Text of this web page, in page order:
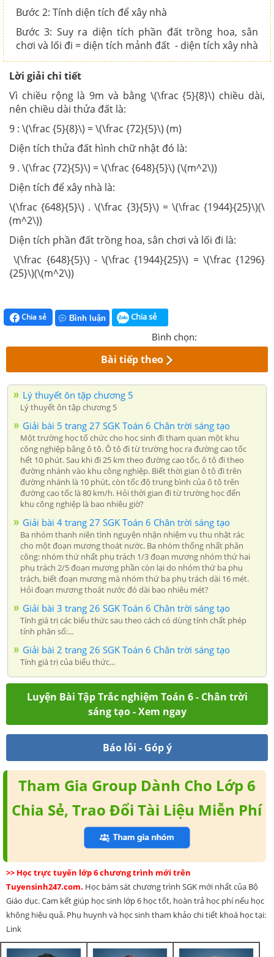
Bước 2: Tính diện tích để xây nhà
Bước 3: Suy ra diện tích phần đất trồng hoa, sân
chơi và lối đi = diện tích mảnh đất - diện tích xây nhà
Lời giải chi tiết
Vì chiều rộng là 9m và bằng \(\frac {5}{8}\) chiều dài,
nên chiều dài thửa đất là:
9 : \(\frac {5}{8}\) = \(\frac {72}{5}\) (m)
Diện tích thửa đất hình chữ nhật đó là:
9 . \(\frac {72}{5}\) = \(\frac {648}{5}\) (\(m^2\))
Diện tích để xây nhà là:
\(\frac {648}{5}\) . \(\frac {3}{5}\) = \(\frac {1944}{25}\)(\
(m^2\))
Diện tích phần đất trồng hoa, sân chơi và lối đi là:
\(\frac {648}{5}\) - \(\frac {1944}{25}\) = \(\frac {1296}
{25}\)(\(m^2\))
Chia sẻ Bình luận Chia sẻ
Bình chọn:
Bài tiếp theo
Lý thuyết ôn tập chương 5
Lý thuyết ôn tập chương 5
Giải bài 5 trang 27 SGK Toán 6 Chân trời sáng tạo
Một trường học tổ chức cho học sinh đi tham quan một khu
công nghiệp bằng ô tô. Ô tô đi từ trường học ra đường cao tốc
hết 10 phút. Sau khi đi 25 km theo đường cao tốc, ô tô đi theo
đường nhánh vào khu công nghiệp. Biết thời gian ô tô đi trên
đường nhánh là 10 phút, còn tốc độ trung bình của ô tô trên
đường cao tốc là 80 km/h. Hỏi thời gian đi từ trường học đến
khu công nghiệp là bao nhiêu giờ?
Giải bài 4 trang 27 SGK Toán 6 Chân trời sáng tạo
Ba nhóm thanh niên tình nguyện nhận nhiệm vụ thu nhặt rác
cho một đoạn mương thoát nước. Ba nhóm thống nhất phân
công: nhóm thứ nhất phụ trách 1/3 đoạn mương nhóm thứ hai
phụ trách 2/5 đoạn mương phần còn lại do nhóm thứ ba phụ
trách, biết đoạn mương mà nhóm thứ ba phụ trách dài 16 mét.
Hỏi đoạn mương thoát nước đó dài bao nhiêu mét?
Giải bài 3 trang 26 SGK Toán 6 Chân trời sáng tạo
Tính giá trị các biểu thức sau theo cách có dùng tính chất phép
tính phân số:...
Giải bài 2 trang 26 SGK Toán 6 Chân trời sáng tạo
Tính giá trị của biểu thức...
Luyện Bài Tập Trắc nghiệm Toán 6 - Chân trời
sáng tạo - Xem ngay
Báo lỗi - Góp ý
Tham Gia Group Dành Cho Lớp 6
Chia Sẻ, Trao Đổi Tài Liệu Miễn Phí
>> Học trực tuyến lớp 6 chương trình mới trên
Tuyensinh247.com. Học bám sát chương trình SGK mới nhất của Bộ
Giáo dục. Cam kết giúp học sinh lớp 6 học tốt, hoàn trả học phí nếu học
không hiệu quả. Phụ huynh và học sinh tham khảo chi tiết khoá học tại:
Link